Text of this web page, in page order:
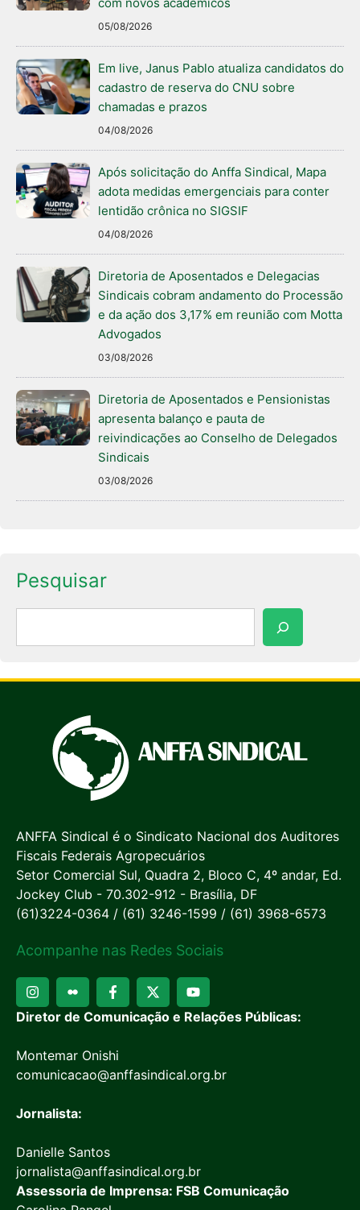
com novos acadêmicos
05/08/2026
Em live, Janus Pablo atualiza candidatos do
cadastro de reserva do CNU sobre
chamadas e prazos
04/08/2026
Após solicitação do Anffa Sindical, Mapa
adota medidas emergenciais para conter
lentidão crônica no SIGSIF
04/08/2026
Diretoria de Aposentados e Delegacias
Sindicais cobram andamento do Processão
e da ação dos 3,17% em reunião com Motta
Advogados
03/08/2026
Diretoria de Aposentados e Pensionistas
apresenta balanço e pauta de
reivindicações ao Conselho de Delegados
Sindicais
03/08/2026
Pesquisar
ANFFA Sindical é o Sindicato Nacional dos Auditores
Fiscais Federais Agropecuários
Setor Comercial Sul, Quadra 2, Bloco C, 4º andar, Ed.
Jockey Club - 70.302-912 - Brasília, DF
(61)3224-0364 / (61) 3246-1599 / (61) 3968-6573
Acompanhe nas Redes Sociais
Diretor de Comunicação e Relações Públicas:
Montemar Onishi
comunicacao@anffasindical.org.br
Jornalista:
Danielle Santos
jornalista@anffasindical.org.br
Assessoria de Imprensa: FSB Comunicação